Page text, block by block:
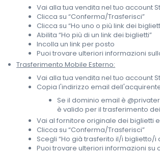
Vai alla tua vendita nel tuo account
Clicca su “Conferma/Trasferisci”
Clicca su “Ho uno o più link dei
Abilita “Ho più di un link dei biglietti”
Incolla un link per posto
Puoi trovare ulteriori informazioni
Trasferimento Mobile Esterno:
Vai alla tua vendita nel tuo account
Copia l'indirizzo email
Se il dominio email è
è valido per il trasferimento
Vai al fornitore originale dei biglietti
Clicca su “Conferma/Trasferisci”
Scegli “Ho già trasferito il/i
Puoi trovare ulteriori informazioni